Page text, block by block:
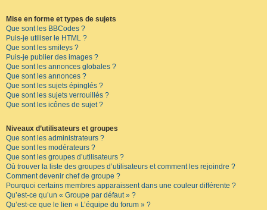
Mise en forme et types de sujets
Que sont les BBCodes ?
Puis-je utiliser le HTML ?
Que sont les smileys ?
Puis-je publier des images ?
Que sont les annonces globales ?
Que sont les annonces ?
Que sont les sujets épinglés ?
Que sont les sujets verrouillés ?
Que sont les icônes de sujet ?
Niveaux d’utilisateurs et groupes
Que sont les administrateurs ?
Que sont les modérateurs ?
Que sont les groupes d’utilisateurs ?
Où trouver la liste des groupes d’utilisateurs et comment les rejoindre ?
Comment devenir chef de groupe ?
Pourquoi certains membres apparaissent dans une couleur différente ?
Qu’est-ce qu’un « Groupe par défaut » ?
Qu’est-ce que le lien « L’équipe du forum » ?